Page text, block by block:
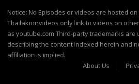
Notice: No Episodes or videos are hosted
Thailakornvideos only link to videos on
as youtube.com Third-party trademarks are
describing the content indexed herein and
affiliation is implied.
About Us